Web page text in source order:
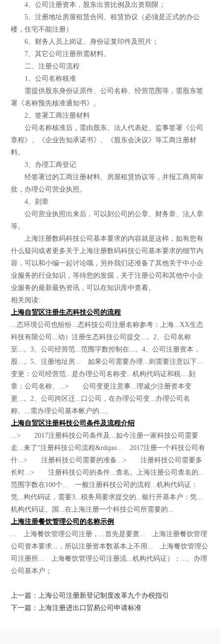
4、公司注册资本，股东出资比例及出资期限；
5、注册地址房屋租赁合同、租赁协议（必须是正式的办公
楼，住宅不能注册）
6、财务人员上岗证、身份证复印件及照片；
7、其它公司注册所需材料。
二、注册公司流程
1、公司名称核准
需提供股东身份证原件、公司名称、经营范围等，需股东签
署《名称预先核准通知书》。
2、签署工商注册材料
公司名称核准后，需由股东、法人代表处、监事签署《公司
章程》、《企业告知承诺书》、《股东会决议》等工商注册材
料。
3、办理工商登记
经签署过的工商注册材料、房屋租赁协议等，并报工商局审
批，办理公司营业执照。
4、刻章
公司营业执照出来后，可以刻公司的公章、财务章、法人章
等。
上海注册数码科技公司基本要求的内容就是这样，如有您有
什么疑问或者更多关于上海注册数码科技公司基本要求的细节内
容，可以和小编一起讨论哦，另外我们还准备了其他关于中小企
业服务的行业知识，等待您的发掘，关于注册公司和其他中小企
业服务的最新最热资讯，可以在知识库中查看。
相关阅读:
上海自贸区注册生态科技公司的流程
...态环境公司也纷纷...态科技公司注册名称参考：上海...XX生态
科技有限公司...动）注册生态科技公司提交...。2、公司名称
至...。3、公司经营范...范围字数控制在...。4、公司注册资本，
股...。5、注册地址房... 如果公司需要办理...则需要注意以下...
变更：公司经营范...是办理公司名称变...机构代码证和税....刻
章：公司名称、...> 公司变更注意事...理减少注册资本变
更...。2、公司跨区迁...口公司，在办理公司变...办理公司名
称、...需办理公司基本帐户的...、
上海自贸区注册科技公司条件及流程介绍
...> 2017注册科技公司条件及...如今注册一家科技公司需要
走...来了“注册科技公司流程&rdquo... 2017注册一个科技公司有
什...> 注册科技公司需要的准备...> 注册科技公司需要多
长时...> 注册科技公司的条件...查名。上海注册公司查名的...
范围字数在100个... 一般注册科技公司的流程...机构代码证：
凭...构代码证，需要3...税务局要求提交的...银行开基本户：凭...
机构代码证、国...在上海注册一个科技公司所需要的...
上海注册餐饮管理公司的名称示例
... 上海餐饮管理公司注册，...首先是要查... 上海注册餐饮管理
公司资本要求...，所以注册资本数基本上不用... 上海餐饮管理公
司注册所... 上海餐饮管理公司注册流...机构代码证）；...、办理
公司基本户；
上一篇：上海公司注册新登记制度改革九个办税指引
下一篇：上海注册进出口贸易公司申请标准